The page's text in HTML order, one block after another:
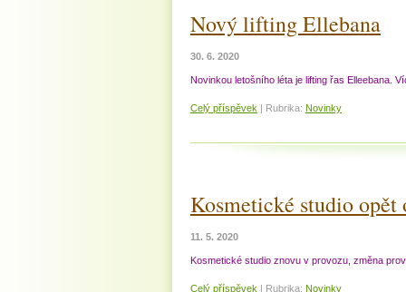
Nový lifting Ellebana
30. 6. 2020
Novinkou letošního léta je lifting řas Elleebana.
Celý příspěvek | Rubrika: Novinky
Kosmetické studio opět
11. 5. 2020
Kosmetické studio znovu v provozu, změna
Celý příspěvek | Rubrika: Novinky